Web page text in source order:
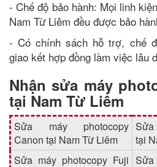
- Chế độ bảo hành: Mọi linh
Nam Từ Liêm đều được bảo
- Có chính sách hỗ trợ, chế
giao kết hợp đồng làm việc lâu
Nhận sửa máy
tại Nam Từ Liêm
Sửa máy photocopy
Canon tại Nam Từ Liêm
tại
Sửa máy photocopy Fuji Sửa